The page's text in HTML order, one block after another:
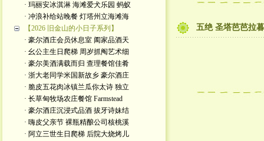
· 玛丽安冰淇淋 海滩爱犬乐园 蚂蚁
· 冲浪补给站晚餐 灯塔州立海滩海
【2026 旧金山的小日子系列】
· 豪尔酒庄会员休息室 阖家品酒天
· 幺公主生日爬梯 周岁抓阄艺术细
· 豪尔美酒满载而归 查理餐馆佳肴
· 浙大老同学米国新故乡 豪尔酒庄
· 脆皮五花肉冰镇兰瓜你太诗 独立
· 长草甸牧场农庄餐馆 Farmstead
· 豪尔酒庄沉浸式品酒 拔牙诗妹结
· 嗨皮父亲节 裸瓶精酿公司核桃溪
· 阿立三世生日爬梯 后院大烧烤儿
五绝 圣塔芭芭拉